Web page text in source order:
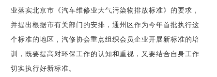
业落实北京市《汽车维修业大气污染物排放标准》的要求，
并提出根据市有关部门的安排，通州区作为今年首批执行这
个标准的地区，汽修协会重点组织会员企业开展新标准的培
训，既要提高对环保工作的认知和重视，又要结合自身工作
切实执行好新标准。